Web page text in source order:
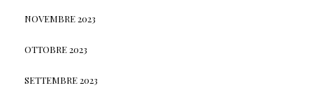
NOVEMBRE 2023
OTTOBRE 2023
SETTEMBRE 2023